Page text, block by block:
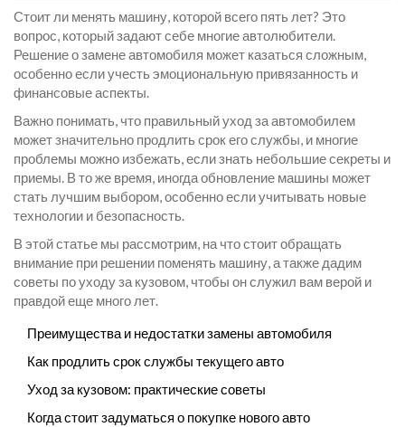
Стоит ли менять машину, которой всего пять лет? Это
вопрос, который задают себе многие автолюбители.
Решение о замене автомобиля может казаться сложным,
особенно если учесть эмоциональную привязанность и
финансовые аспекты.
Важно понимать, что правильный уход за автомобилем
может значительно продлить срок его службы, и многие
проблемы можно избежать, если знать небольшие секреты и
приемы. В то же время, иногда обновление машины может
стать лучшим выбором, особенно если учитывать новые
технологии и безопасность.
В этой статье мы рассмотрим, на что стоит обращать
внимание при решении поменять машину, а также дадим
советы по уходу за кузовом, чтобы он служил вам верой и
правдой еще много лет.
Преимущества и недостатки замены автомобиля
Как продлить срок службы текущего авто
Уход за кузовом: практические советы
Когда стоит задуматься о покупке нового авто